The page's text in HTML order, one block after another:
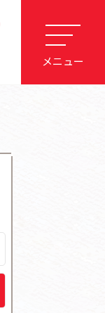
メニュー